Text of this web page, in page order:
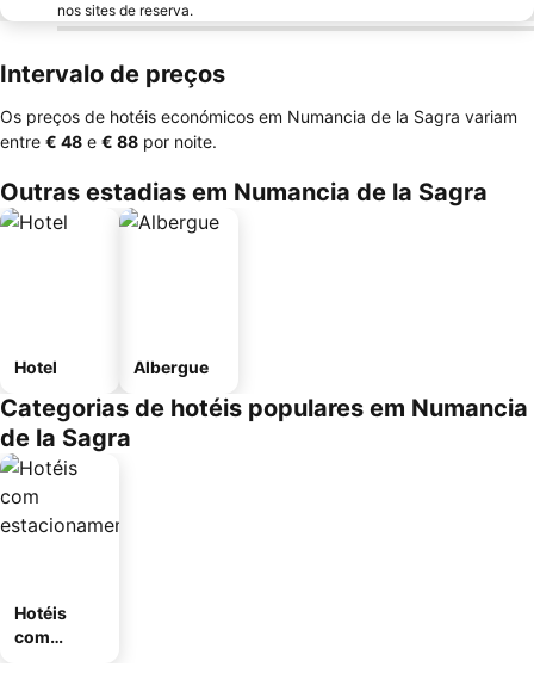
nos sites de reserva.
Intervalo de preços
Os preços de hotéis económicos em Numancia de la Sagra variam
entre ‎€ 48 e ‎€ 88 por noite.
Outras estadias em Numancia de la Sagra
Hotel Albergue
Categorias de hotéis populares em Numancia
de la Sagra
Hotéis
com